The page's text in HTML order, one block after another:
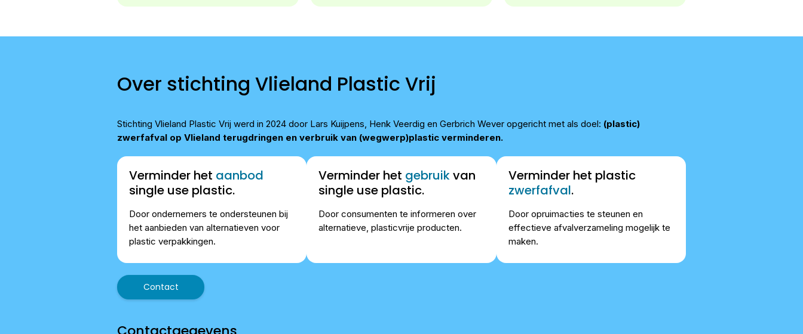
Over stichting Vlieland Plastic Vrij
Stichting Vlieland Plastic Vrij werd in 2024 door Lars Kuijpens, Henk Veerdig en Gerbrich Wever opgericht met als doel: (plastic)
zwerfafval op Vlieland terugdringen en verbruik van (wegwerp)plastic verminderen.
Verminder het aanbod
single use plastic.
Door ondernemers te ondersteunen bij
het aanbieden van alternatieven voor
plastic verpakkingen.
Verminder het gebruikvan
single use plastic.
Door consumenten te informeren over
alternatieve, plasticvrije producten.
Verminder het plastic
zwerfafval.
Door opruimacties te steunen en
effectieve afvalverzameling mogelijk te
maken.
Contact